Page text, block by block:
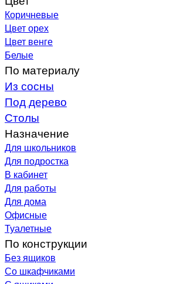
Коричневые
Цвет орех
Цвет венге
Белые
По материалу
Из сосны
Под дерево
Столы
Назначение
Для школьников
Для подростка
В кабинет
Для работы
Для дома
Офисные
Туалетные
По конструкции
Без ящиков
Со шкафчиками